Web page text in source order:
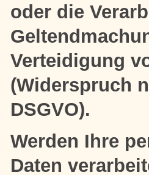
oder die
Verteidigung
(Widerspruch
DSGVO).
Werden Ihre
Daten